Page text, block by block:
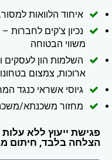
איחוד הלוואות
משווי הבטוחה
השלמות הון לעסקים
ארוכות, צמצום
גיוסי אשראי כנגד
מחזור משכנתא/
פגישת ייעוץ ללא
הצלחה בלבד, חיתום מהיר,